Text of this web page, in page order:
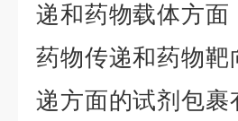
递和药物载体方
药物传递和药物
递方面的试剂包